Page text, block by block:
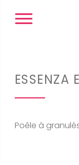
Panneau de
ESSENZA
Poêle à